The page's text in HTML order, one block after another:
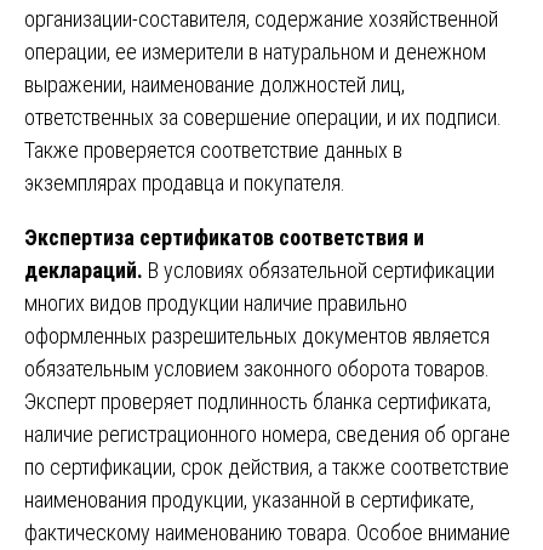
организации-составителя, содержание хозяйственной
операции, ее измерители в натуральном и денежном
выражении, наименование должностей лиц,
ответственных за совершение операции, и их подписи.
Также проверяется соответствие данных в
экземплярах продавца и покупателя.
Экспертиза сертификатов соответствия и
деклараций. В условиях обязательной сертификации
многих видов продукции наличие правильно
оформленных разрешительных документов является
обязательным условием законного оборота товаров.
Эксперт проверяет подлинность бланка сертификата,
наличие регистрационного номера, сведения об органе
по сертификации, срок действия, а также соответствие
наименования продукции, указанной в сертификате,
фактическому наименованию товара. Особое внимание